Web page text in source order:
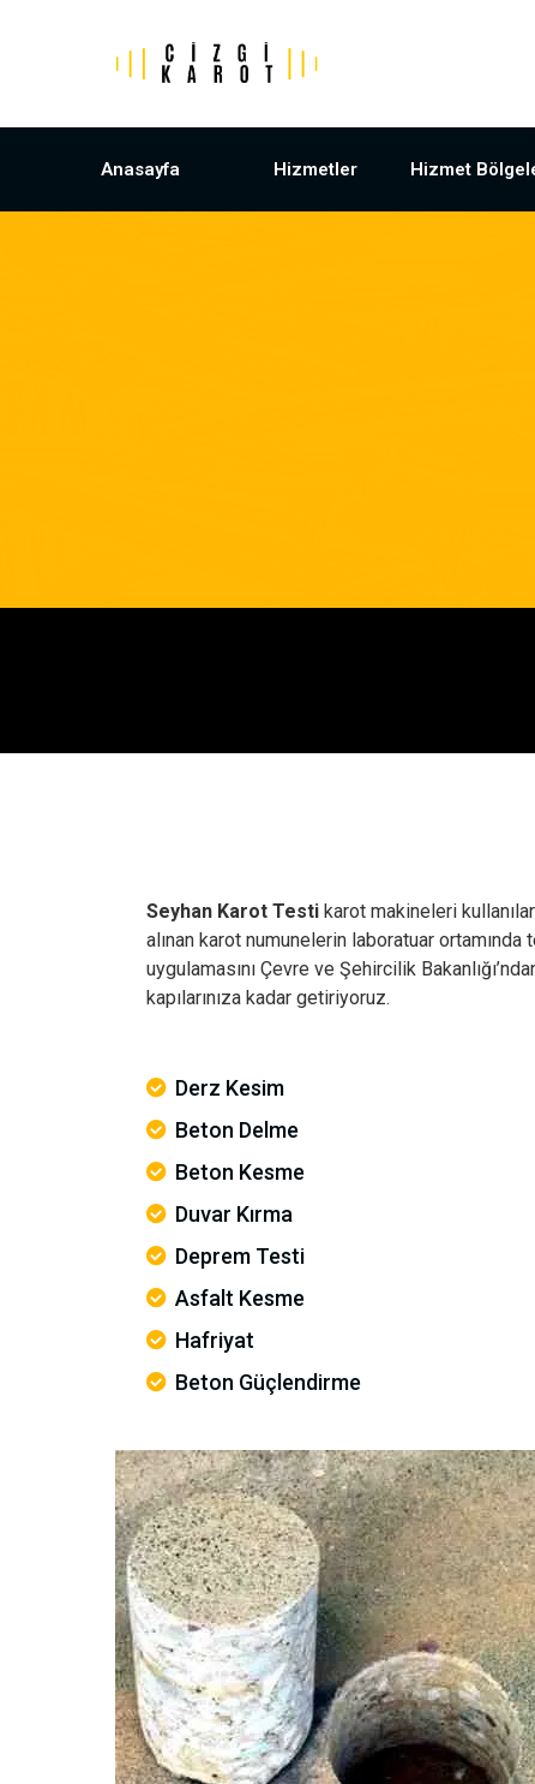
Anasayfa Hizmetler Hizmet
Seyhan Karot Testi karot makineleri
alınan karot numunelerin laboratuar
uygulamasını Çevre ve Şehircilik
kapılarınıza kadar getiriyoruz.
Derz Kesim
Beton Delme
Beton Kesme
Duvar Kırma
Deprem Testi
Asfalt Kesme
Hafriyat
Beton Güçlendirme